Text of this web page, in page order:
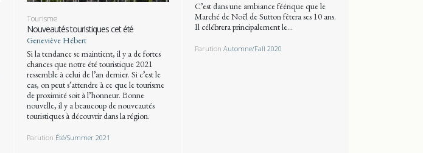
Tourisme
Nouveautés touristiques cet été
Geneviève Hébert
Si la tendance se maintient, il y a de fortes
chances que notre été touristique 2021
ressemble à celui de l’an dernier. Si c’est le
cas, on peut s’attendre à ce que le tourisme
de proximité soit à l’honneur. Bonne
nouvelle, il y a beaucoup de nouveautés
touristiques à découvrir dans la région.
Parution Été/Summer 2021
C’est dans une ambiance féérique que le
Marché de Noël de Sutton fêtera ses 10 ans.
Il célébrera principalement le…
Parution Automne/Fall 2020